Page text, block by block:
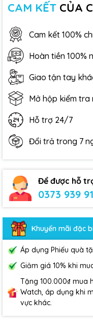
CAM KẾT CỦA
Cam kết 100%
Hoàn tiền 100%
Giao tận tay
Mở hộp kiểm tra
Hỗ trợ 24/7
Đổi trả trong 7
Để được hỗ
0373 939
Khuyến mãi đặc
Áp dụng Phiếu quà
Giảm giá 10% khi
Tặng 100.000₫ mua
Watch, áp dụng khi
vực khác.